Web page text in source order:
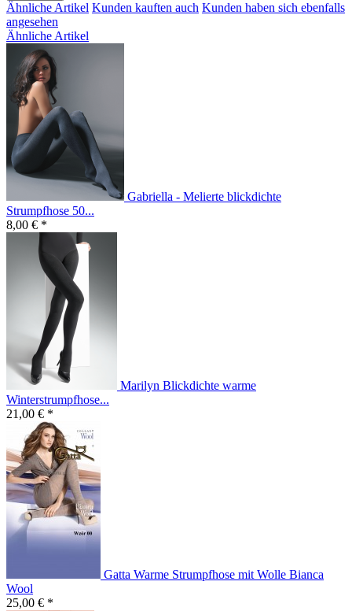
Ähnliche Artikel Kunden kauften auch Kunden haben sich ebenfalls
angesehen
Ähnliche Artikel
Gabriella - Melierte blickdichte
Strumpfhose 50...
8,00 € *
Marilyn Blickdichte warme
Winterstrumpfhose...
21,00 € *
Gatta Warme Strumpfhose mit Wolle Bianca
Wool
25,00 € *